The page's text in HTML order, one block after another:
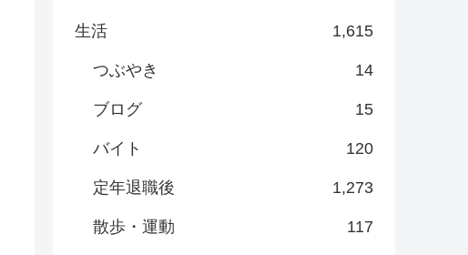
生活 1,615
つぶやき 14
ブログ 15
バイト 120
定年退職後 1,273
散歩・運動 117